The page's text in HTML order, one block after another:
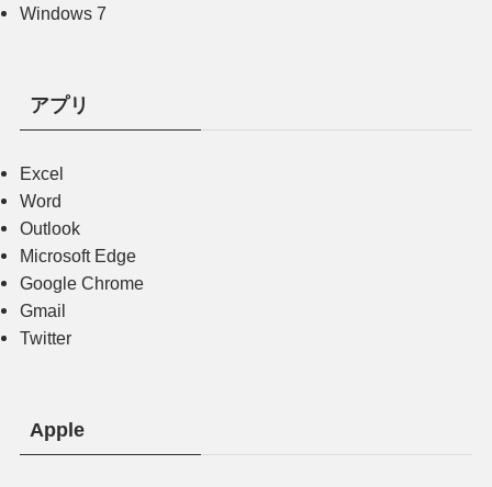
Windows 7
アプリ
Excel
Word
Outlook
Microsoft Edge
Google Chrome
Gmail
Twitter
Apple